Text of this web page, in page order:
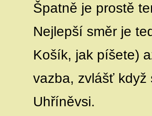
Špatně je prostě
Nejlepší směr je
Košík, jak píšete)
vazba, zvlášť když
Uhříněvsi.